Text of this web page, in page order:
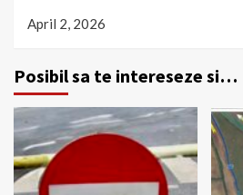
April 2, 2026
Posibil sa te intereseze si…